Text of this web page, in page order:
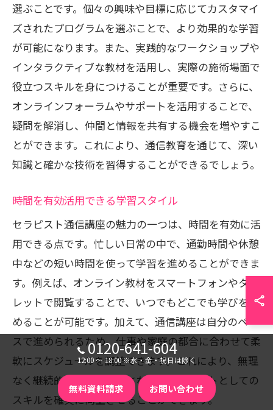
選ぶことです。個々の興味や目標に応じてカスタマイ
ズされたプログラムを選ぶことで、より効果的な学習
が可能になります。また、実践的なワークショップや
インタラクティブな教材を活用し、実際の施術場面で
役立つスキルを身につけることが重要です。さらに、
オンラインフォーラムやサポートを活用することで、
疑問を解消し、仲間と情報を共有する機会を増やすこ
とができます。これにより、通信教育を通じて、深い
知識と確かな技術を習得することができるでしょう。
時間を有効活用できる学習スタイル
セラピスト通信講座の魅力の一つは、時間を有効に活
用できる点です。忙しい日常の中で、通勤時間や休憩
中などの短い時間を使って学習を進めることができま
す。例えば、オンライン教材をスマートフォンやタブ
レットで閲覧することで、いつでもどこでも学びを深
めることが可能です。加えて、通信講座は自分のペー
スで進められるため、仕事や家庭の都合に合わせて柔
軟にスケジュールを調整できます。これにより、無理
なく継続的な学習が可能となり、セラピストとしての
スキルを確実に向上させることができます。
0120-641-604
12:00 〜 18:00 ※水・金・祝日は除く
無料資料請求 お問い合わせ